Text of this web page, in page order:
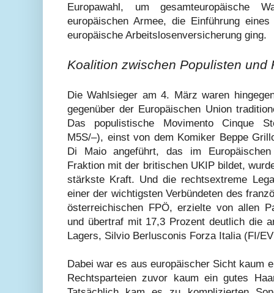
Europawahl, um gesamteuropäische
europäischen Armee, die Einführung
europäische Arbeitslosenversicherung ging.
Koalition zwischen Populisten und
Die Wahlsieger am 4. März waren
gegenüber der Europäischen Union
Das populistische Movimento Cinque
M5S/–), einst von dem Komiker Beppe
Di Maio angeführt, das im
Fraktion mit der britischen UKIP bildet,
stärkste Kraft. Und die rechtsextreme
einer der wichtigsten Verbündeten des
österreichischen FPÖ, erzielte von allen
und übertraf mit 17,3 Prozent deutlich die
Lagers, Silvio Berlusconis Forza Italia (FI/
Dabei war es aus europäischer Sicht kaum
Rechtsparteien zuvor kaum ein gutes